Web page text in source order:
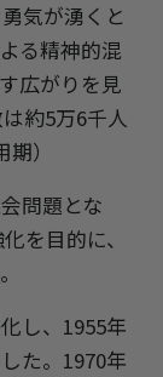
気が湧くと
る精神的混
広がりを見
約5万6千人
）
問題とな
を目的に、
し、1955年
た。1970年